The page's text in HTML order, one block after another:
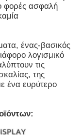
φορές ασφαλή
ένας-βασικός
λογισμικό
τις
της
ένα ευρύτερο